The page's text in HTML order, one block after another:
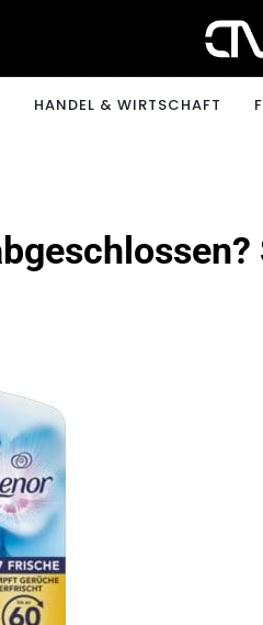
HANDEL & WIRTSCHAFT